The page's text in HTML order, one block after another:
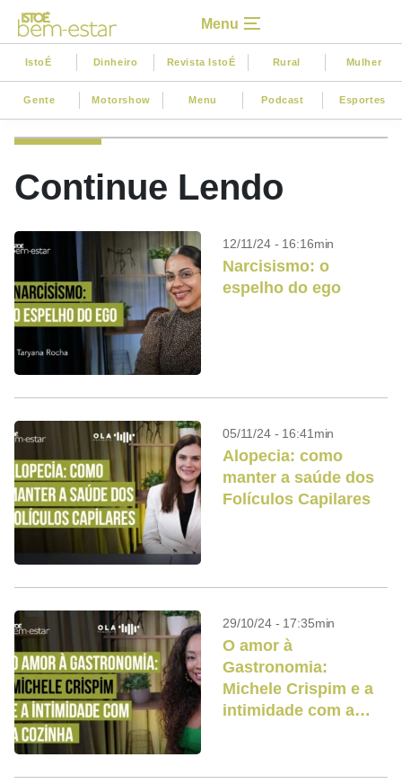
Menu
IstoÉ Dinheiro Revista IstoÉ Rural Mulher
Gente Motorshow Menu Podcast Esportes
Continue Lendo
12/11/24 - 16:16min
Narcisismo: o
espelho do ego
05/11/24 - 16:41min
Alopecia: como
manter a saúde dos
Folículos Capilares
29/10/24 - 17:35min
O amor à
Gastronomia:
Michele Crispim e a
intimidade com a